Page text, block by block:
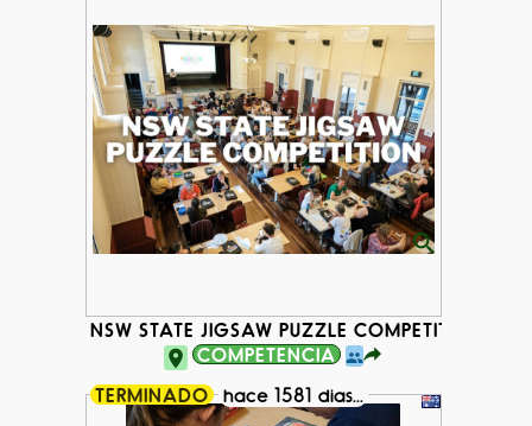
NSW STATE JIGSAW PUZZLE COMPETITION
COMPETENCIA
TERMINADO
hace 1581 dias...